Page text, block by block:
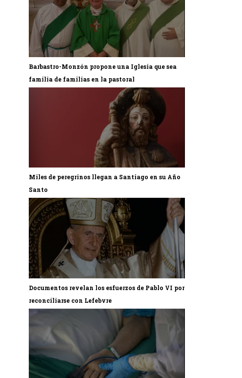
Barbastro-Monzón propone una Iglesia que sea
familia de familias en la pastoral
Miles de peregrinos llegan a Santiago en su Año
Santo
Documentos revelan los esfuerzos de Pablo VI por
reconciliarse con Lefebvre